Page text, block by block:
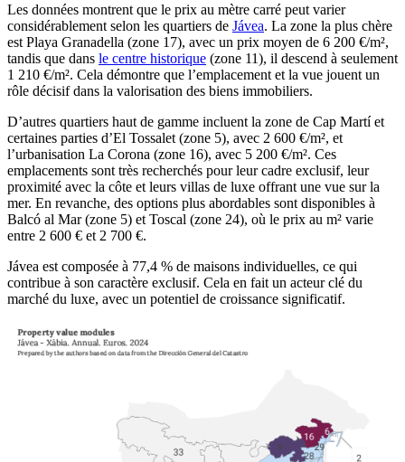
Les données montrent que le prix au mètre carré peut varier
considérablement selon les quartiers de Jávea. La zone la plus chère
est Playa Granadella (zone 17), avec un prix moyen de 6 200 €/m²,
tandis que dans le centre historique (zone 11), il descend à seulement
1 210 €/m². Cela démontre que l’emplacement et la vue jouent un
rôle décisif dans la valorisation des biens immobiliers.
D’autres quartiers haut de gamme incluent la zone de Cap Martí et
certaines parties d’El Tossalet (zone 5), avec 2 600 €/m², et
l’urbanisation La Corona (zone 16), avec 5 200 €/m². Ces
emplacements sont très recherchés pour leur cadre exclusif, leur
proximité avec la côte et leurs villas de luxe offrant une vue sur la
mer. En revanche, des options plus abordables sont disponibles à
Balcó al Mar (zone 5) et Toscal (zone 24), où le prix au m² varie
entre 2 600 € et 2 700 €.
Jávea est composée à 77,4 % de maisons individuelles, ce qui
contribue à son caractère exclusif. Cela en fait un acteur clé du
marché du luxe, avec un potentiel de croissance significatif.